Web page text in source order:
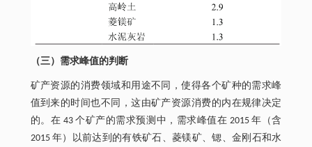
（三）需求峰值的判断
矿产资源的消费领域和用途不同，使得各个矿种的需求峰
值到来的时间也不同，这由矿产资源消费的内在规律决定
的。在 43 个矿产的需求预测中，需求峰值在 2015 年（含
2015 年）以前达到的有铁矿石、菱镁矿、锶、金刚石和水